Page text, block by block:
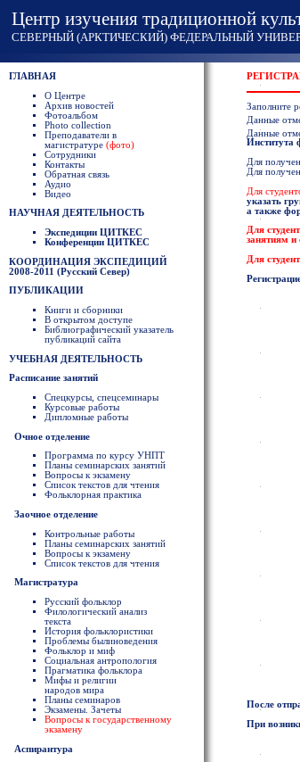
Центр изучения традиционной
СЕВЕРНЫЙ (АРКТИЧЕСКИЙ) ФЕДЕРАЛЬНЫЙ
ГЛАВНАЯ
О Центре
Архив новостей
Фотоальбом
Photo collection
Преподаватели в
магистратуре (фото)
Сотрудники
Контакты
Обратная связь
Аудио
Видео
НАУЧНАЯ ДЕЯТЕЛЬНОСТЬ
Экспедиции ЦИТКЕС
Конференции ЦИТКЕС
КООРДИНАЦИЯ ЭКСПЕДИЦИЙ
2008-2011 (Русский Север)
ПУБЛИКАЦИИ
Книги и сборники
В открытом доступе
Библиографический указатель
публикаций сайта
УЧЕБНАЯ ДЕЯТЕЛЬНОСТЬ
Расписание занятий
Спецкурсы, спецсеминары
Курсовые работы
Дипломные работы
Очное отделение
Программа по курсу УНПТ
Планы семинарских занятий
Вопросы к экзамену
Список текстов для чтения
Фольклорная практика
Заочное отделение
Контрольные работы
Планы семинарских занятий
Вопросы к экзамену
Список текстов для чтения
Магистратура
Русский фольклор
Филологический анализ
текста
История фольклористики
Проблемы былиноведения
Фольклор и миф
Социальная антропология
Прагматика фольклора
Мифы и религии
народов мира
Планы семинаров
Экзамены. Зачеты
Вопросы к государственному
экзамену
Аспирантура
Заполните
Данные
Данные
Института
Для
Для
Для
указать
а также
Для
занятиям
Для
После
При